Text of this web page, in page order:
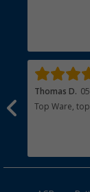
Thomas D.
Top Ware,